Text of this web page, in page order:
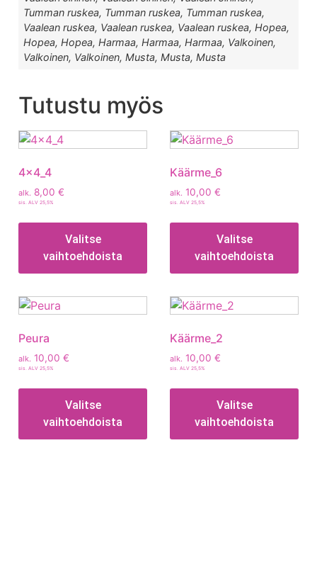
Tumman ruskea, Tumman ruskea, Tumman ruskea,
Vaalean ruskea, Vaalean ruskea, Vaalean ruskea, Hopea,
Hopea, Hopea, Harmaa, Harmaa, Harmaa, Valkoinen,
Valkoinen, Valkoinen, Musta, Musta, Musta
Tutustu myös
4x4_4
alk. 8,00 €
sis. ALV 25,5%
Valitse
vaihtoehdoista
Käärme_6
alk. 10,00 €
sis. ALV 25,5%
Valitse
vaihtoehdoista
Peura
alk. 10,00 €
sis. ALV 25,5%
Valitse
vaihtoehdoista
Käärme_2
alk. 10,00 €
sis. ALV 25,5%
Valitse
vaihtoehdoista